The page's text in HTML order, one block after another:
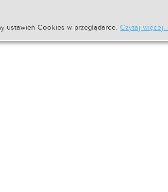
ustawień Cookies w przeglądarce.Czytaj więcej...